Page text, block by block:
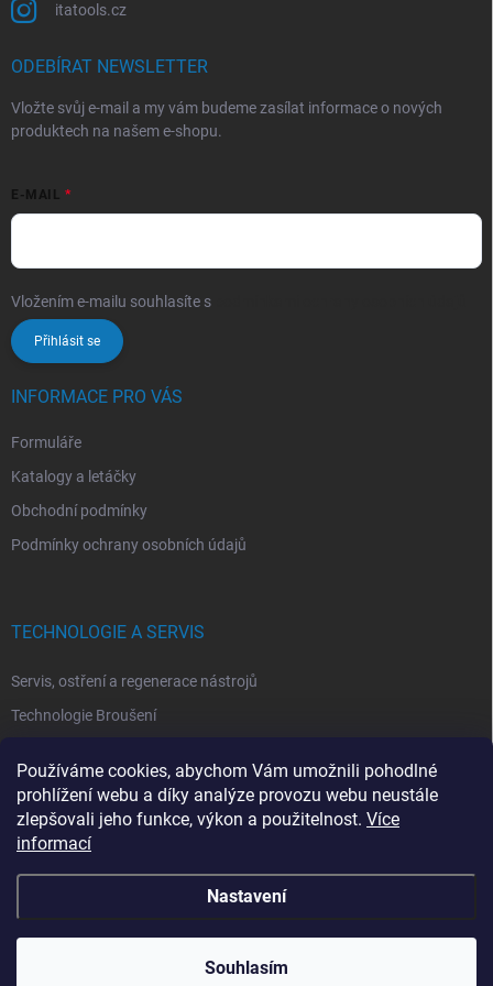
Používáme cookies, abychom Vám umožnili pohodlné
prohlížení webu a díky analýze provozu webu neustále
zlepšovali jeho funkce, výkon a použitelnost. Více
informací
Nastavení
Souhlasím
itatools.cz
ODEBÍRAT NEWSLETTER
Vložte svůj e-mail a my vám budeme zasílat informace o nových
produktech na našem e-shopu.
E-MAIL
Vložením e-mailu souhlasíte s
Přihlásit se
INFORMACE PRO VÁS
Formuláře
Katalogy a letáčky
Obchodní podmínky
Podmínky ochrany osobních údajů
TECHNOLOGIE A SERVIS
Servis, ostření a regenerace nástrojů
Technologie Broušení
Technologie Laserová Ablace
Copyright 2026ITA TOOLS ČESKO. Všechna práva vyhrazena.Upravit
nastavení cookies